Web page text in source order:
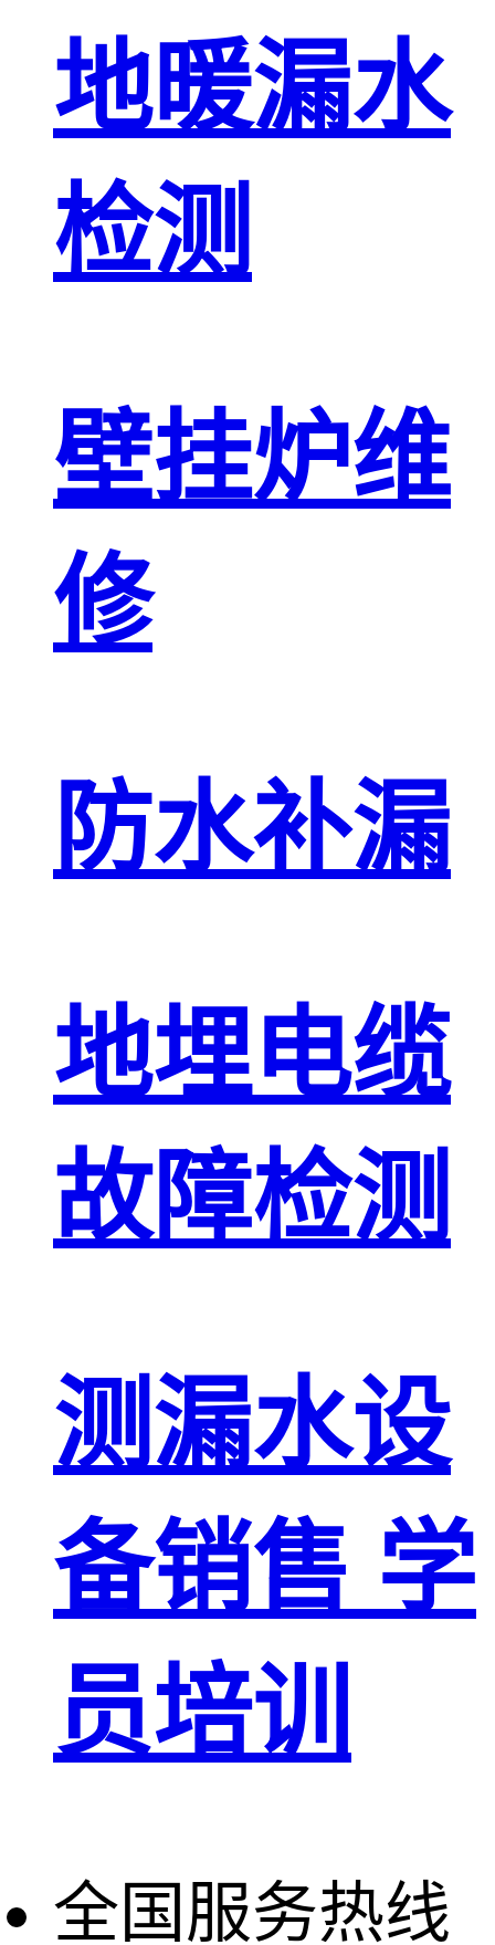
地暖漏水
检测
壁挂炉维
修
防水补漏
地埋电缆
故障检测
测漏水设
备销售 学
员培训
全国服务热线